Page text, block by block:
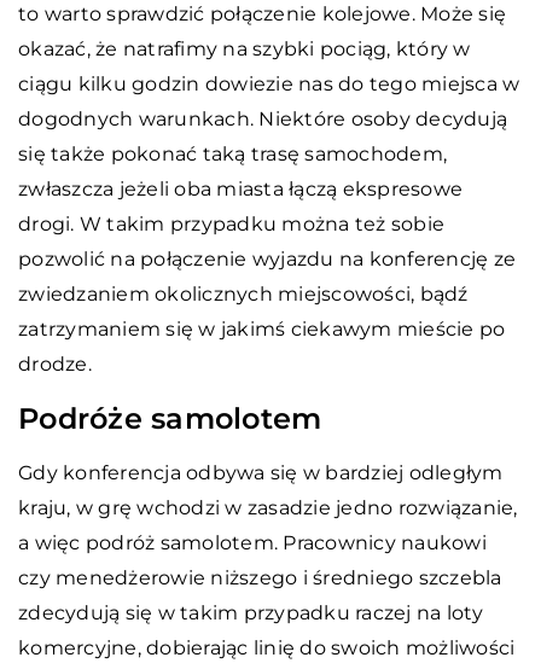
to warto sprawdzić połączenie kolejowe. Może się
okazać, że natrafimy na szybki pociąg, który w
ciągu kilku godzin dowiezie nas do tego miejsca w
dogodnych warunkach. Niektóre osoby decydują
się także pokonać taką trasę samochodem,
zwłaszcza jeżeli oba miasta łączą ekspresowe
drogi. W takim przypadku można też sobie
pozwolić na połączenie wyjazdu na konferencję ze
zwiedzaniem okolicznych miejscowości, bądź
zatrzymaniem się w jakimś ciekawym mieście po
drodze.
Podróże samolotem
Gdy konferencja odbywa się w bardziej odległym
kraju, w grę wchodzi w zasadzie jedno rozwiązanie,
a więc podróż samolotem. Pracownicy naukowi
czy menedżerowie niższego i średniego szczebla
zdecydują się w takim przypadku raczej na loty
komercyjne, dobierając linię do swoich możliwości